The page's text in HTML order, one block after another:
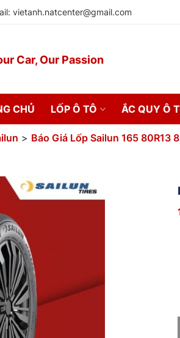
vietanh.natcenter@gmail.com
Car, Our Passion
CHỦ LỐP Ô TÔ ẮC QUY Ô
> Báo Giá Lốp Sailun 165 80R13